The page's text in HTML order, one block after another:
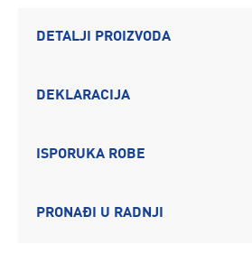
DETALJI PROIZVODA
DEKLARACIJA
ISPORUKA ROBE
PRONAĐI U RADNJI